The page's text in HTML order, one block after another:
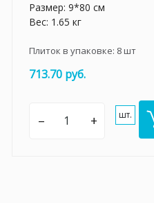
Размер: 9*80 см
Вес: 1.65 кг
Плиток в упаковке: 8шт
713.70 руб.
– + шт.